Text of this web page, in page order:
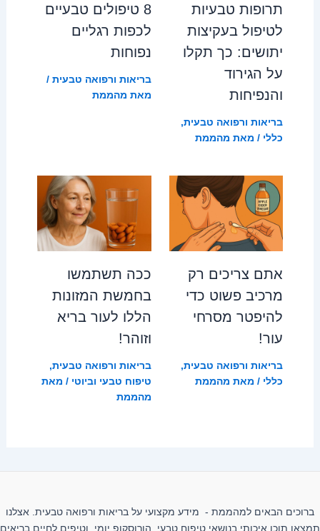
תרופות טבעיות
לטיפול בעקיצות
יתושים: כך תקלו
על הגירוד
והנפיחות
בריאות ורפואה טבעית,
כללי / מאת מהממת
8 טיפולים טבעיים
לכפות רגליים
נפוחות
בריאות ורפואה טבעית /
מאת מהממת
אתם צריכים רק
מרכיב פשוט כדי
להיפטר מסרחי
עור!
בריאות ורפואה טבעית,
כללי / מאת מהממת
ככה תשתמשו
בחמשת המזונות
הללו לעור בריא
וזוהר!
בריאות ורפואה טבעית,
טיפוח טבעי וביוטי / מאת
מהממת
ברוכים הבאים למהממת - מידע מקצועי על בריאות ורפואה טבעית. אצלנו
תמצאו תוכן איכותי בנושאי טיפוח טבעי, הורוסקופ יומי, וטיפים לחיים בריאים